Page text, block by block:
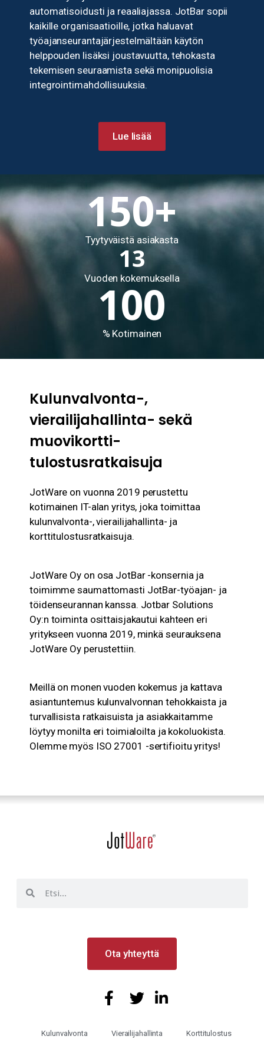
automatisoidusti ja reaaliajassa. JotBar sopii
kaikille organisaatioille, jotka haluavat
työajanseurantajärjestelmältään käytön
helppouden lisäksi joustavuutta, tehokasta
tekemisen seuraamista sekä monipuolisia
integrointimahdollisuuksia.
Lue lisää
Tyytyväistä asiakasta
150+
Vuoden kokemuksella
13
% Kotimainen
100
Kulunvalvonta-,
vierailijahallinta- sekä
muovikortti-
tulostusratkaisuja
JotWare on vuonna 2019 perustettu
kotimainen IT-alan yritys, joka toimittaa
kulunvalvonta-, vierailijahallinta- ja
korttitulostusratkaisuja.
JotWare Oy on osa JotBar -konsernia ja
toimimme saumattomasti JotBar-työajan- ja
töidenseurannan kanssa. Jotbar Solutions
Oy:n toiminta osittaisjakautui kahteen eri
yritykseen vuonna 2019, minkä seurauksena
JotWare Oy perustettiin.
Meillä on monen vuoden kokemus ja kattava
asiantuntemus kulunvalvonnan tehokkaista ja
turvallisista ratkaisuista ja asiakkaitamme
löytyy monilta eri toimialoilta ja kokoluokista.
Olemme myös ISO 27001 -sertifioitu yritys!
Ota yhteyttä
Kulunvalvonta Vierailijahallinta Korttitulostus